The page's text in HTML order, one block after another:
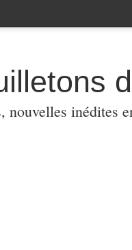
nouvelles inédites